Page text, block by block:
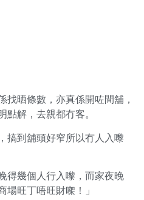
找晒條數，亦真係開咗間舖，
點解，去親都冇客。
搞到舖頭好窄所以冇人入嚟
得幾個人行入嚟，而家夜晚
場旺丁唔旺財㗎！」